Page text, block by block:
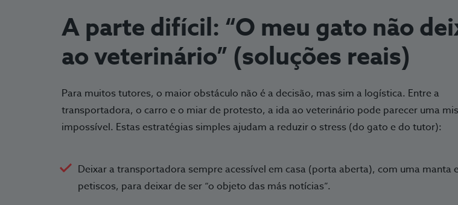
A parte difícil: “O meu gato não
ao veterinário” (soluções reais)
Para muitos tutores, o maior obstáculo não é a decisão, mas sim a logística. Entre a
transportadora, o carro e o miar de protesto, a ida ao veterinário pode parecer uma
impossível. Estas estratégias simples ajudam a reduzir o stress (do gato e do tutor):
Deixar a transportadora sempre acessível em casa (porta aberta), com uma manta
petiscos, para deixar de ser “o objeto das más notícias”.